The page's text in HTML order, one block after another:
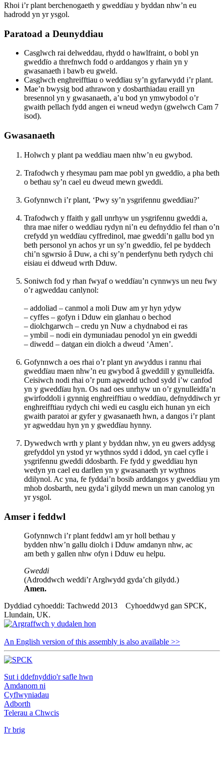
Rhoi i’r plant berchenogaeth y gweddïau y byddan nhw’n eu
hadrodd yn yr ysgol.
Paratoad a Deunyddiau
Casglwch rai delweddau, rhydd o hawlfraint, o bobl yn
gweddïo a threfnwch fodd o arddangos y rhain yn y
gwasanaeth i bawb eu gweld.
Casglwch enghreifftiau o weddïau sy’n gyfarwydd i’r plant.
Mae’n bwysig bod athrawon y dosbarthiadau eraill yn
bresennol yn y gwasanaeth, a’u bod yn ymwybodol o’r
gwaith pellach fydd angen ei wneud wedyn (gwelwch Cam 7
isod).
Gwasanaeth
Holwch y plant pa weddïau maen nhw’n eu gwybod.
Trafodwch y rhesymau pam mae pobl yn gweddïo, a pha beth
o bethau sy’n cael eu dweud mewn gweddi.
Gofynnwch i’r plant, ‘Pwy sy’n ysgrifennu gweddïau?’
Trafodwch y ffaith y gall unrhyw un ysgrifennu gweddi a,
thra mae nifer o weddïau rydyn ni’n eu defnyddio fel rhan o’n
crefydd yn weddïau cyffredinol, mae gweddi’n gallu bod yn
beth personol yn achos yr un sy’n gweddïo, fel pe byddech
chi’n sgwrsio â Duw, a chi sy’n penderfynu beth rydych chi
eisiau ei ddweud wrth Dduw.
Soniwch fod y rhan fwyaf o weddïau’n cynnwys un neu fwy
o’r agweddau canlynol:
– addoliad – canmol a moli Duw am yr hyn ydyw
– cyffes – gofyn i Dduw ein glanhau o bechod
– diolchgarwch – credu yn Nuw a chydnabod ei ras
– ymbil – nodi ein dymuniadau penodol yn ein gweddi
– diwedd – datgan ein diolch a dweud ‘Amen’.
Gofynnwch a oes rhai o’r plant yn awyddus i rannu rhai
gweddïau maen nhw’n eu gwybod â gweddill y gynulleidfa.
Ceisiwch nodi rhai o’r pum agwedd uchod sydd i’w canfod
yn y gweddïau hyn. Os nad oes unrhyw un o’r gynulleidfa’n
gwirfoddoli i gynnig enghreifftiau o weddïau, defnyddiwch yr
enghreifftiau rydych chi wedi eu casglu eich hunan yn eich
gwaith paratoi ar gyfer y gwasanaeth hwn, a dangos i’r plant
yr agweddau hyn yn y gweddïau hynny.
Dywedwch wrth y plant y byddan nhw, yn eu gwers addysg
grefyddol yn ystod yr wythnos sydd i ddod, yn cael cyfle i
ysgrifennu gweddi ddosbarth. Fe fydd y gweddïau hyn
wedyn yn cael eu darllen yn y gwasanaeth yr wythnos
ddilynol. Ac yna, fe fyddai’n bosib arddangos y gweddïau ym
mhob dosbarth, neu gyda’i gilydd mewn un man canolog yn
yr ysgol.
Amser i feddwl
Gofynnwch i’r plant feddwl am yr holl bethau y
bydden nhw’n gallu diolch i Dduw amdanyn nhw, ac
am beth y gallen nhw ofyn i Dduw eu helpu.
Gweddi
(Adroddwch weddi’r Arglwydd gyda’ch gilydd.)
Amen.
Dyddiad cyhoeddi: Tachwedd 2013 Cyhoeddwyd gan SPCK,
Llundain, UK.
An English version of this assembly is also available >>
Sut i ddefnyddio'r safle hwn
Amdanom ni
Cyflwyniadau
Adborth
Telerau a Chwcis
I'r brig